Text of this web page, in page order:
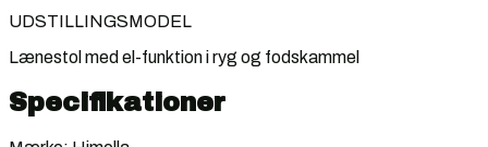
UDSTILLINGSMODEL
Lænestol med el-funktion i ryg og fodskammel
Specifikationer